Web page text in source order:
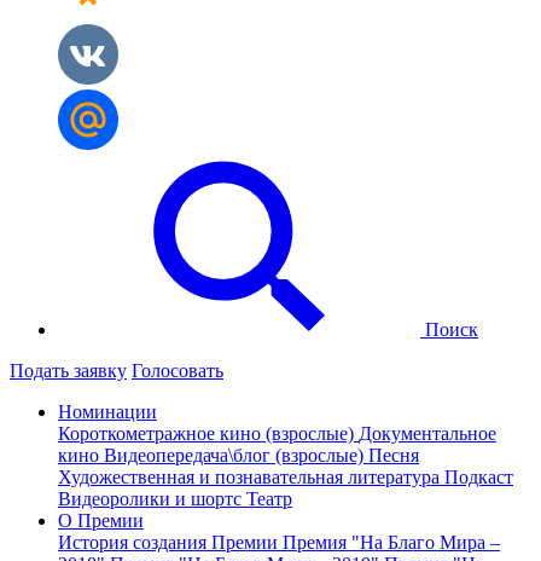
Поиск
Подать заявку Голосовать
Номинации
Короткометражное кино (взрослые) Документальное
кино Видеопередача\блог (взрослые) Песня
Художественная и познавательная литература Подкаст
Видеоролики и шортс Театр
О Премии
История создания Премии Премия "На Благо Мира –